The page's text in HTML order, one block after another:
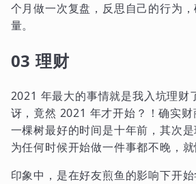
个月做一次复盘，反思自己的行为
量。
03 理财
2021 年最大的事情就是我入坑理财
讶，竟然 2021 年才开始？！确实
一棵树最好的时间是十年前，其次
为任何时候开始做一件事都不晚，就
印象中，是在好友煎鱼的影响下开